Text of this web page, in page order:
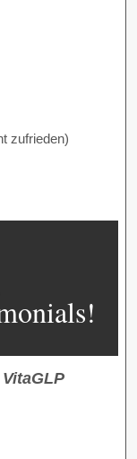
zufrieden)